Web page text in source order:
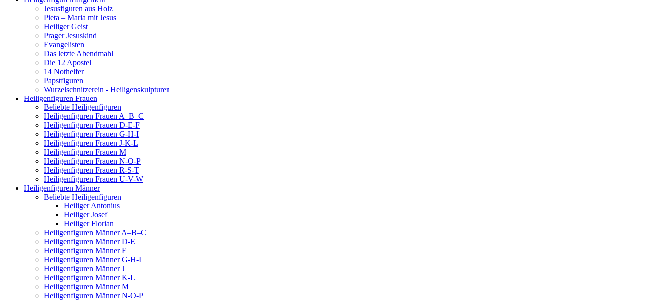
Jesusfiguren aus Holz
Pieta – Maria mit Jesus
Heiliger Geist
Prager Jesuskind
Evangelisten
Das letzte Abendmahl
Die 12 Apostel
14 Nothelfer
Papstfiguren
Wurzelschnitzerein - Heiligenskulpturen
Heiligenfiguren Frauen
Beliebte Heiligenfiguren
Heiligenfiguren Frauen A–B–C
Heiligenfiguren Frauen D-E-F
Heiligenfiguren Frauen G-H-I
Heiligenfiguren Frauen J-K-L
Heiligenfiguren Frauen M
Heiligenfiguren Frauen N-O-P
Heiligenfiguren Frauen R-S-T
Heiligenfiguren Frauen U-V-W
Heiligenfiguren Männer
Beliebte Heiligenfiguren
Heiliger Antonius
Heiliger Josef
Heiliger Florian
Heiligenfiguren Männer A–B–C
Heiligenfiguren Männer D-E
Heiligenfiguren Männer F
Heiligenfiguren Männer G-H-I
Heiligenfiguren Männer J
Heiligenfiguren Männer K-L
Heiligenfiguren Männer M
Heiligenfiguren Männer N-O-P